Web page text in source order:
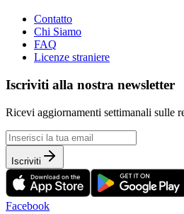
Contatto
Chi Siamo
FAQ
Licenze straniere
Iscriviti alla nostra newsletter
Ricevi aggiornamenti settimanali sulle
Iscriviti
Facebook